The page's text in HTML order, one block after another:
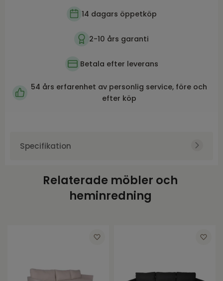
14 dagars öppetköp
2-10 års garanti
Betala efter leverans
54 års erfarenhet av personlig service, före och
efter köp
Specifikation
Varumärke
Brafab
Natur
Relaterade möbler och
heminredning